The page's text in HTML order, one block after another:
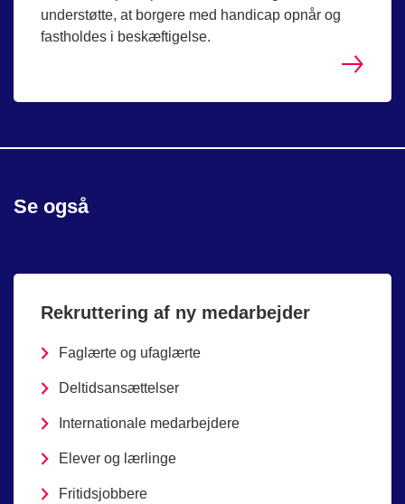
understøtte, at borgere med handicap opnår og
fastholdes i beskæftigelse.
Se også
Rekruttering af ny medarbejder
Faglærte og ufaglærte
Deltidsansættelser
Internationale medarbejdere
Elever og lærlinge
Fritidsjobbere